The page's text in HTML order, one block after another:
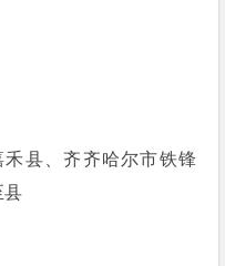
县、齐齐哈尔市铁锋
县